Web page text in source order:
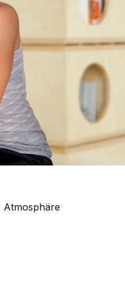
Atmosphäre